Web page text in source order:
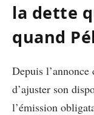
la dette
quand
Depuis
d’ajuster son
l’émission